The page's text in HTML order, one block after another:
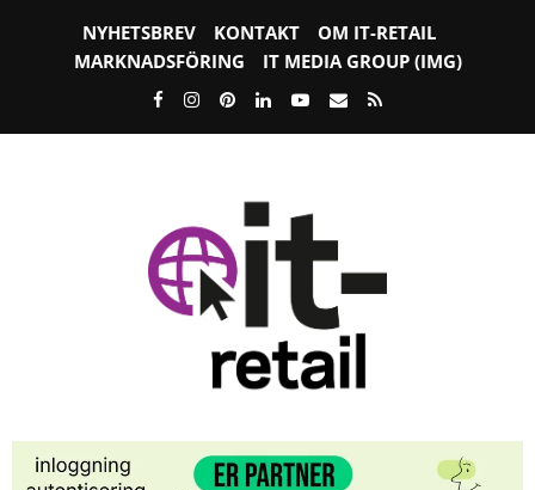
NYHETSBREV KONTAKT
OM IT-RETAIL
MARKNADSFÖRING
IT MEDIA GROUP (IMG)